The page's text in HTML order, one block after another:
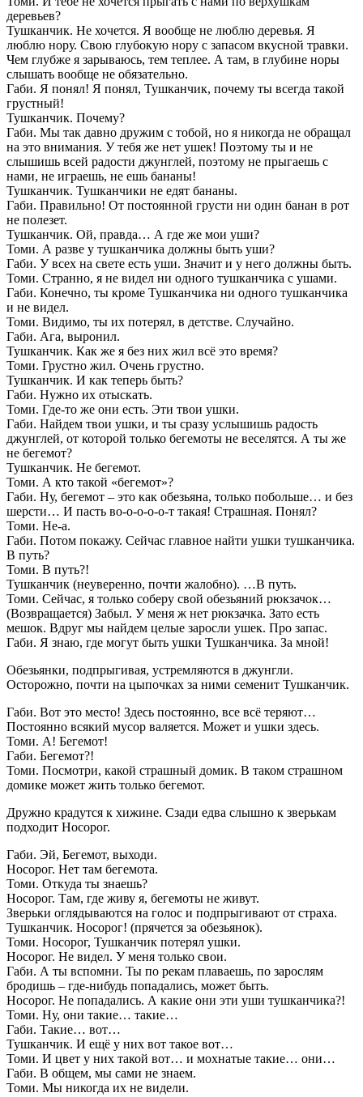
деревьев?
Тушканчик. Не хочется. Я вообще не люблю деревья. Я
люблю нору. Свою глубокую нору с запасом вкусной травки.
Чем глубже я зарываюсь, тем теплее. А там, в глубине норы
слышать вообще не обязательно.
Габи. Я понял! Я понял, Тушканчик, почему ты всегда такой
грустный!
Тушканчик. Почему?
Габи. Мы так давно дружим с тобой, но я никогда не обращал
на это внимания. У тебя же нет ушек! Поэтому ты и не
слышишь всей радости джунглей, поэтому не прыгаешь с
нами, не играешь, не ешь бананы!
Тушканчик. Тушканчики не едят бананы.
Габи. Правильно! От постоянной грусти ни один банан в рот
не полезет.
Тушканчик. Ой, правда… А где же мои уши?
Томи. А разве у тушканчика должны быть уши?
Габи. У всех на свете есть уши. Значит и у него должны быть.
Томи. Странно, я не видел ни одного тушканчика с ушами.
Габи. Конечно, ты кроме Тушканчика ни одного тушканчика
и не видел.
Томи. Видимо, ты их потерял, в детстве. Случайно.
Габи. Ага, выронил.
Тушканчик. Как же я без них жил всё это время?
Томи. Грустно жил. Очень грустно.
Тушканчик. И как теперь быть?
Габи. Нужно их отыскать.
Томи. Где-то же они есть. Эти твои ушки.
Габи. Найдем твои ушки, и ты сразу услышишь радость
джунглей, от которой только бегемоты не веселятся. А ты же
не бегемот?
Тушканчик. Не бегемот.
Томи. А кто такой «бегемот»?
Габи. Ну, бегемот – это как обезьяна, только побольше… и без
шерсти… И пасть во-о-о-о-о-т такая! Страшная. Понял?
Томи. Не-а.
Габи. Потом покажу. Сейчас главное найти ушки тушканчика.
В путь?
Томи. В путь?!
Тушканчик (неуверенно, почти жалобно). …В путь.
Томи. Сейчас, я только соберу свой обезьяний рюкзачок…
(Возвращается) Забыл. У меня ж нет рюкзачка. Зато есть
мешок. Вдруг мы найдем целые заросли ушек. Про запас.
Габи. Я знаю, где могут быть ушки Тушканчика. За мной!
Обезьянки, подпрыгивая, устремляются в джунгли.
Осторожно, почти на цыпочках за ними семенит Тушканчик.
Габи. Вот это место! Здесь постоянно, все всё теряют…
Постоянно всякий мусор валяется. Может и ушки здесь.
Томи. А! Бегемот!
Габи. Бегемот?!
Томи. Посмотри, какой страшный домик. В таком страшном
домике может жить только бегемот.
Дружно крадутся к хижине. Сзади едва слышно к зверькам
подходит Носорог.
Габи. Эй, Бегемот, выходи.
Носорог. Нет там бегемота.
Томи. Откуда ты знаешь?
Носорог. Там, где живу я, бегемоты не живут.
Зверьки оглядываются на голос и подпрыгивают от страха.
Тушканчик. Носорог! (прячется за обезьянок).
Томи. Носорог, Тушканчик потерял ушки.
Носорог. Не видел. У меня только свои.
Габи. А ты вспомни. Ты по рекам плаваешь, по зарослям
бродишь – где-нибудь попадались, может быть.
Носорог. Не попадались. А какие они эти уши тушканчика?!
Томи. Ну, они такие… такие…
Габи. Такие… вот…
Тушканчик. И ещё у них вот такое вот…
Томи. И цвет у них такой вот… и мохнатые такие… они…
Габи. В общем, мы сами не знаем.
Томи. Мы никогда их не видели.